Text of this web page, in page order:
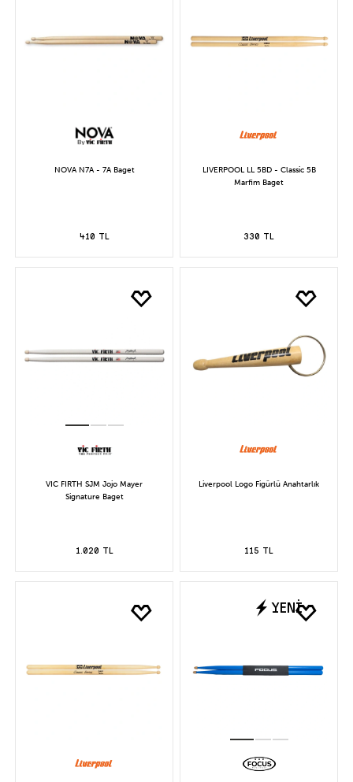
NOVA N7A - 7A Baget
410 TL
LIVERPOOL LL 5BD - Classic 5B
Marfim Baget
330 TL
VIC FIRTH SJM Jojo Mayer
Signature Baget
1.020 TL
Liverpool Logo Figürlü Anahtarlık
115 TL
YENİ